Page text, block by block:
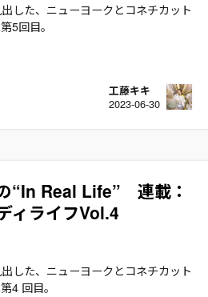
した、ニューヨークとコネチカット
5回目。
工藤キキ
2023-06-30
“In Real Life” 連載：
ィライフVol.4
した、ニューヨークとコネチカット
4 回目。